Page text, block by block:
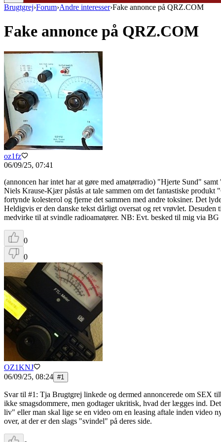
Brugtgrej›Forum›Andre interesser›Fake annonce på QRZ.COM
Fake annonce på QRZ.COM
oz1fz
06/09/25, 07:41
(annoncen har intet har at gøre med amatørradio) "Hjerte Sund"
Niels Krause-Kjær påstås at tale sammen om det fantastiske
fortynde kolesterol og fjerne det sammen med andre toksiner. Det
Heldigvis er den danske tekst dårligt oversat og ret vrøvlet.
medvirke til at svindle radioamatører. NB: Evt. besked til mig via
0
0
OZ1KNJ
06/09/25, 08:24 #1
Svar til #1: Tja Brugtgrej linkede og dermed annoncerede om SEX
ikke smagsdommere, men godtager ukritisk, hvad der lægges ind.
liv" eller man skal lige se en video om en leasing aftale inden video
over, at der er den slags "svindel" på deres side.